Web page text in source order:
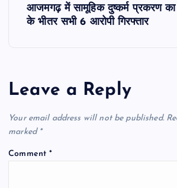
a
v
i
आजमगढ़ में सामूहिक दुष्कर्म प्रकरण
के भीतर सभी 6 आरोपी गिरफ्तार
Leave a Reply
Your email address will not be published.
marked *
Comment*